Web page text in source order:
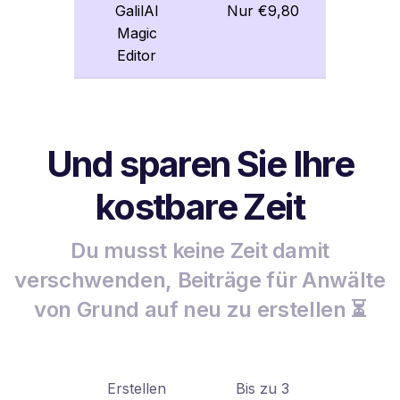
GalilAI
Magic
Editor
Nur €9,80
Und sparen Sie Ihre
kostbare Zeit
Du musst keine Zeit damit
verschwenden, Beiträge für Anwälte
von Grund auf neu zu erstellen ⏳
Erstellen
Bis zu 3